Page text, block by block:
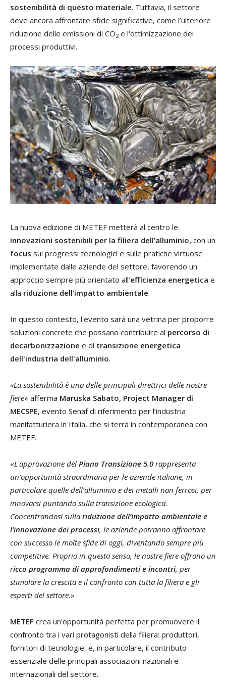
sostenibilità di questo materiale. Tuttavia, il settore
deve ancora affrontare sfide significative, come l’ulteriore
riduzione delle emissioni di CO2 e l'ottimizzazione dei
processi produttivi.
La nuova edizione di METEF metterà al centro le
innovazioni sostenibili per la filiera dell’alluminio, con un
focus sui progressi tecnologici e sulle pratiche virtuose
implementate dalle aziende del settore, favorendo un
approccio sempre più orientato all’efficienza energetica e
alla riduzione dell’impatto ambientale.
In questo contesto, l'evento sarà una vetrina per proporre
soluzioni concrete che possano contribuire al percorso di
decarbonizzazione e di transizione energetica
dell'industria dell'alluminio.
«La sostenibilità è una delle principali direttrici delle nostre
fiere» afferma Maruska Sabato, Project Manager di
MECSPE, evento Senaf di riferimento per l’industria
manifatturiera in Italia, che si terrà in contemporanea con
METEF.
«L'approvazione del Piano Transizione 5.0 rappresenta
un'opportunità straordinaria per le aziende italiane, in
particolare quelle dell’alluminio e dei metalli non ferrosi, per
innovarsi puntando sulla transizione ecologica.
Concentrandosi sulla riduzione dell’impatto ambientale e
l’innovazione dei processi, le aziende potranno affrontare
con successo le molte sfide di oggi, diventando sempre più
competitive. Proprio in questo senso, le nostre fiere offrono un
ricco programma di approfondimenti e incontri, per
stimolare la crescita e il confronto con tutta la filiera e gli
esperti del settore.»
METEF crea un'opportunità perfetta per promuovere il
confronto tra i vari protagonisti della filiera: produttori,
fornitori di tecnologie, e, in particolare, il contributo
essenziale delle principali associazioni nazionali e
internazionali del settore.